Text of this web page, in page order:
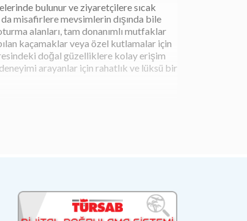
bulunur ve ziyaretçilere sıcak
da misafirlere mevsimlerin dışında bile
alanları, tam donanımlı mutfaklar
kaçamaklar veya özel kutlamalar için
doğal güzelliklere kolay erişim
arayanlar için rahatlık ve lüksü bir
ayarlanabilir ve havuz başında